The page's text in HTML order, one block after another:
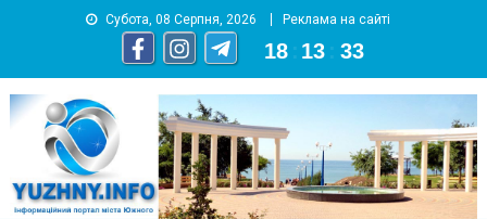
Субота, 08 Серпня, 2026 Реклама на сайті
18 13 35
YUZHNY.INFO
информационный портал города Южный